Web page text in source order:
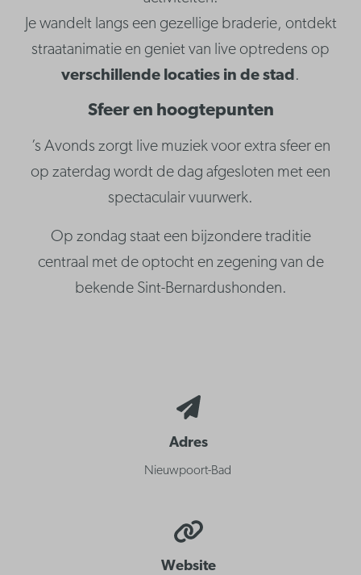
Je wandelt langs een gezellige braderie, ontdekt
straatanimatie en geniet van live optredens op
verschillende locaties in de stad.
Sfeer en hoogtepunten
’s Avonds zorgt live muziek voor extra sfeer en
op zaterdag wordt de dag afgesloten met een
spectaculair vuurwerk.
Op zondag staat een bijzondere traditie
centraal met de optocht en zegening van de
bekende Sint-Bernardushonden.
Adres
Nieuwpoort-Bad
Website